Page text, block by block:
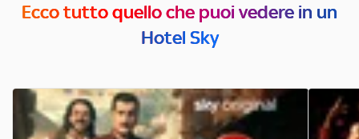
Ecco tutto quello che puoi vedere in un
Hotel Sky